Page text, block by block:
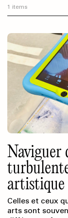
1 items
Naviguer
artistique
Celles et ceux
arts sont